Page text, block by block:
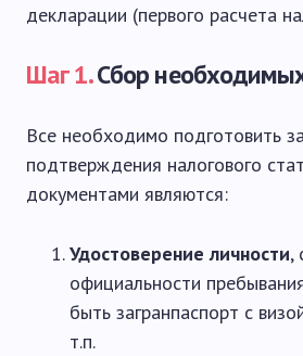
декларации (первого расчета
Шаг 1.Сбор
Все необходимо подготовить
подтверждения налогового
документами являются:
Удостоверение личности,
официальности
быть загранпаспорт с
т.п.